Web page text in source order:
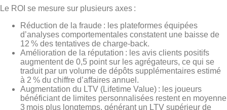
Le ROI se mesure sur plusieurs axes :
Réduction de la fraude : les plateformes équipées
d’analyses comportementales constatent une baisse de
12 % des tentatives de charge‑back.
Amélioration de la réputation : les avis clients positifs
augmentent de 0,5 point sur les agrégateurs, ce qui se
traduit par un volume de dépôts supplémentaires estimé
à 2 % du chiffre d’affaires annuel.
Augmentation du LTV (Lifetime Value) : les joueurs
bénéficiant de limites personnalisées restent en moyenne
3 mois plus longtemps, générant un LTV supérieur de